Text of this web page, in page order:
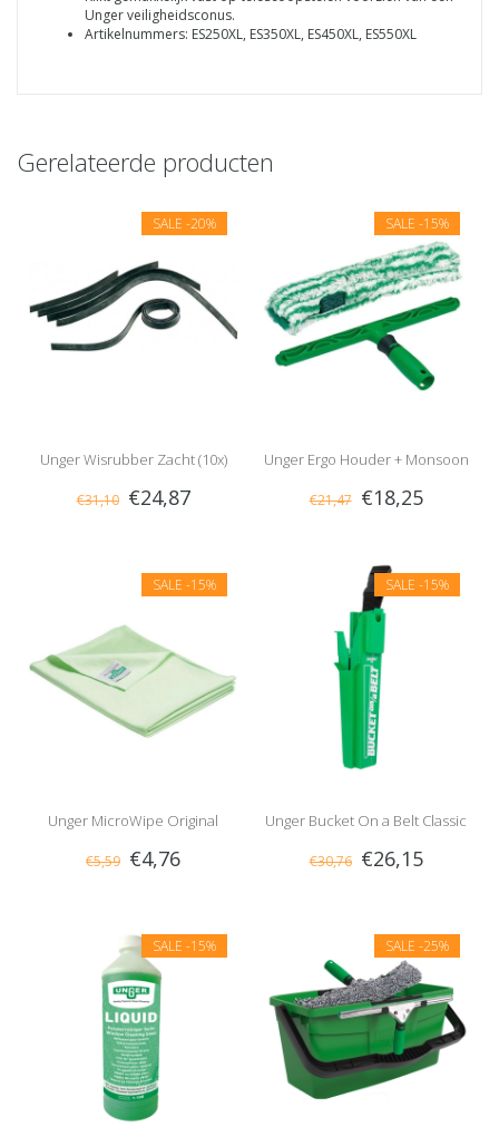
Unger veiligheidsconus.
Artikelnummers: ES250XL, ES350XL, ES450XL, ES550XL
Gerelateerde producten
SALE -20%
Unger Wisrubber Zacht (10x)
€31,10 €24,87
SALE -15%
Unger Ergo Houder + Monsoon
Hoes
€21,47 €18,25
SALE -15%
Unger MicroWipe Original
€5,59 €4,76
SALE -15%
Unger Bucket On a Belt Classic
€30,76 €26,15
SALE -15% SALE -25%